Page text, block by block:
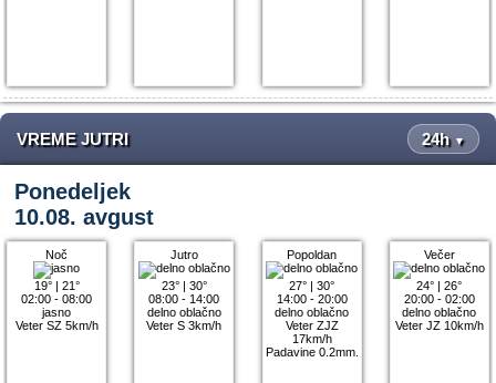
VREME JUTRI 24h ▼
Ponedeljek
10.08. avgust
Noč
19°| 21°
02:00 - 08:00
jasno
Veter SZ 5km/h
Jutro
23°| 30°
08:00 - 14:00
delno oblačno
Veter S 3km/h
Popoldan
27° |30°
14:00 - 20:00
delno oblačno
Veter ZJZ
17km/h
Padavine 0.2mm.
Večer
24° |26°
20:00 - 02:00
delno oblačno
Veter JZ 10km/h